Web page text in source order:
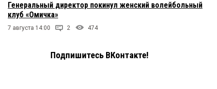
Генеральный директор покинул женский волейбольный
клуб «Омичка»
7 августа 14:00 2 474
Подпишитесь ВКонтакте!